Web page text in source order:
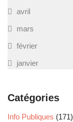
avril
mars
février
janvier
Catégories
Info Publiques (171)